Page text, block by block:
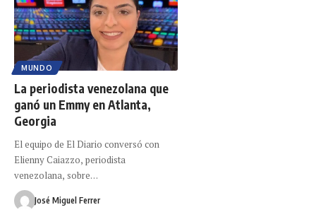
MUNDO
La periodista venezolana que
ganó un Emmy en Atlanta,
Georgia
El equipo de El Diario conversó con
Elienny Caiazzo, periodista
venezolana, sobre…
José Miguel Ferrer